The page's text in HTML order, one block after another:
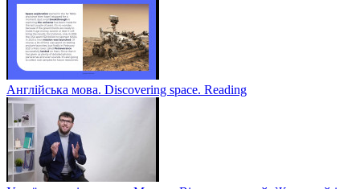
Англійська мова. Discovering space. Reading